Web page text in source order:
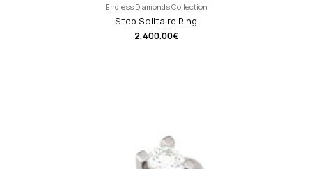
Endless Diamonds Collection
Step Solitaire Ring
2,400.00€